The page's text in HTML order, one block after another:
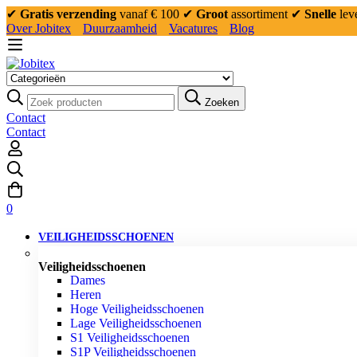
✔ Gratis verzending vanaf € 100 ✔ Groot assortiment ✔ Snelle
Over Jobitex
Duurzaamheid Vacatures Blog
Zoeken
Contact
Contact
0
VEILIGHEIDSSCHOENEN
Veiligheidsschoenen
Dames
Heren
Hoge Veiligheidsschoenen
Lage Veiligheidsschoenen
S1 Veiligheidsschoenen
S1P Veiligheidsschoenen